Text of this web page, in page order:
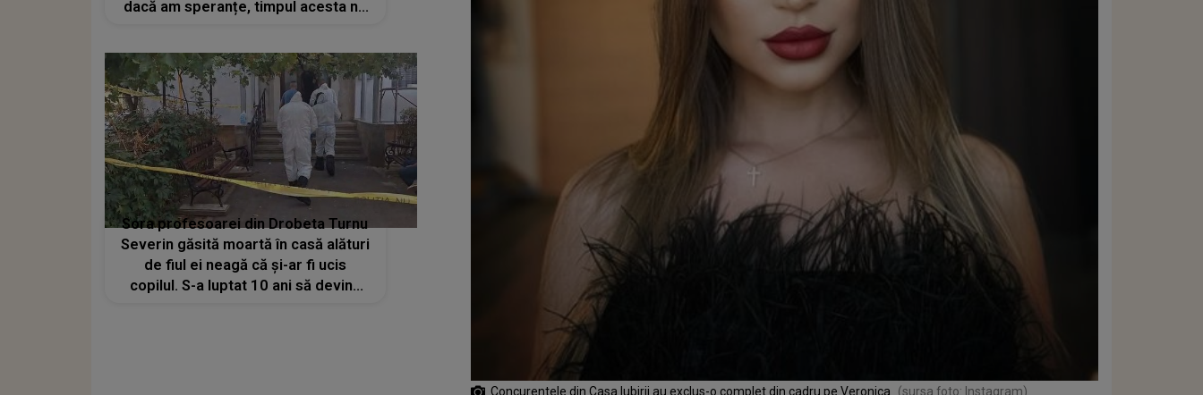
Concurentele din Casa Iubirii au exclus-o complet din cadru pe Veronica (sursa foto: Instagram)
dacă am speranțe, timpul acesta nu
artista s-a despărțit de tatăl Oanei
Sora profesoarei din Drobeta Turnu
Severin găsită moartă în casă alături
de fiul ei neagă că și-ar fi ucis
copilul. S-a luptat 10 ani să devină